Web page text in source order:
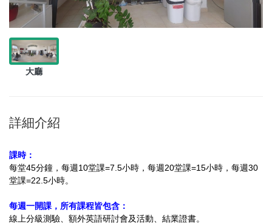
大廳
詳細介紹
課時：
每堂45分鐘，每週10堂課=7.5小時，每週20堂課=15小時，每週30
堂課=22.5小時。
每週一開課，所有課程皆包含：
線上分級測驗、 額外英語研討會及活動、結業證書。